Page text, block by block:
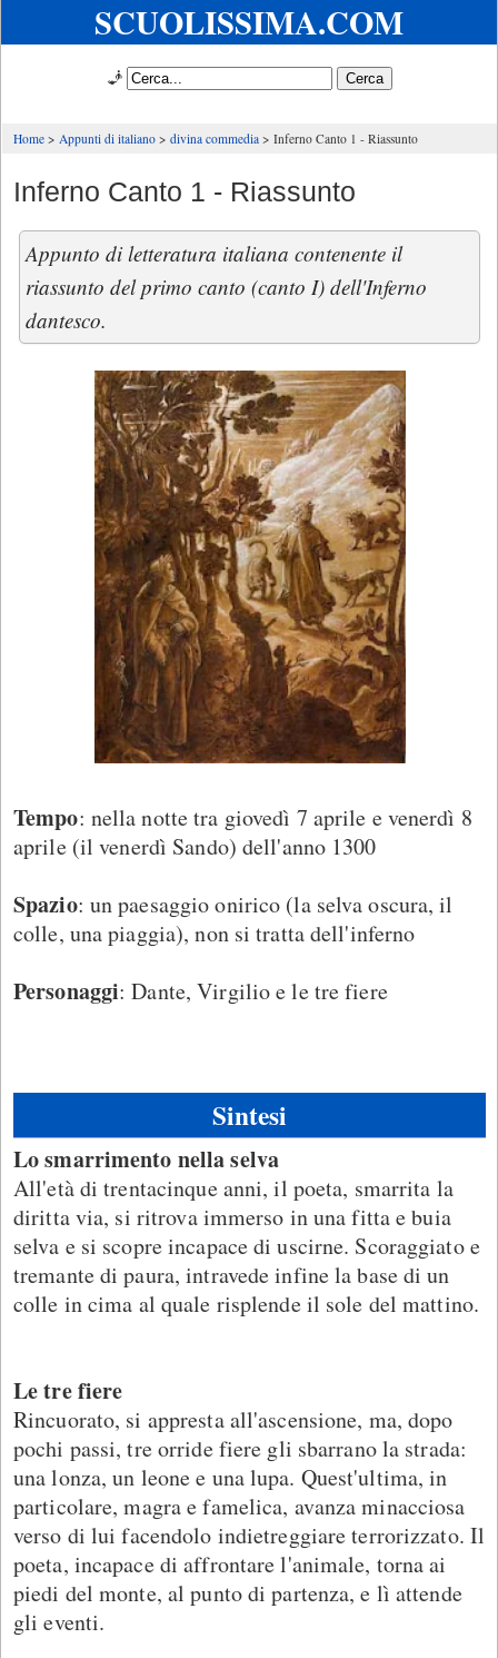
SCUOLISSIMA.COM
🧞
Home Appunti di italiano divina commedia Inferno Canto 1 - Riassunto
Inferno Canto 1 - Riassunto
Appunto di letteratura italiana contenente il
riassunto del primo canto (canto I) dell'Inferno
dantesco.
Tempo: nella notte tra giovedì 7 aprile e venerdì 8
aprile (il venerdì Sando) dell'anno 1300
Spazio: un paesaggio onirico (la selva oscura, il
colle, una piaggia), non si tratta dell'inferno
Personaggi: Dante, Virgilio e le tre fiere
Sintesi
Lo smarrimento nella selva
All'età di trentacinque anni, il poeta, smarrita la
diritta via, si ritrova immerso in una fitta e buia
selva e si scopre incapace di uscirne. Scoraggiato e
tremante di paura, intravede infine la base di un
colle in cima al quale risplende il sole del mattino.
Le tre fiere
Rincuorato, si appresta all'ascensione, ma, dopo
pochi passi, tre orride fiere gli sbarrano la strada:
una lonza, un leone e una lupa. Quest'ultima, in
particolare, magra e famelica, avanza minacciosa
verso di lui facendolo indietreggiare terrorizzato. Il
poeta, incapace di affrontare l'animale, torna ai
piedi del monte, al punto di partenza, e lì attende
gli eventi.